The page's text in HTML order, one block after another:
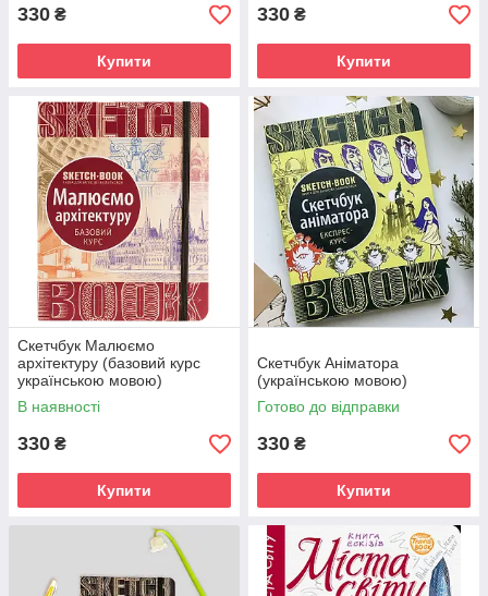
330 ₴
Купити
330 ₴
Купити
Скетчбук Малюємо
архітектуру (базовий курс
українською мовою)
В наявності
330 ₴
Купити
Скетчбук Аніматора
(українською мовою)
Готово до відправки
330 ₴
Купити